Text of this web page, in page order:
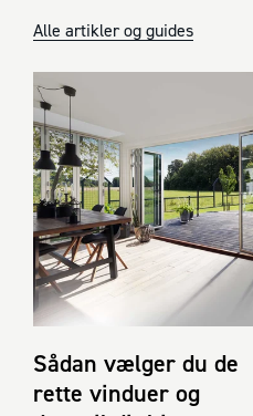
Alle artikler og guides
Sådan vælger du de
rette vinduer og